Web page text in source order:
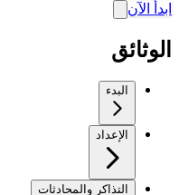
ابدأ الآن
الوثائق
البدء
الإعداد
التذاكر والمحادثات